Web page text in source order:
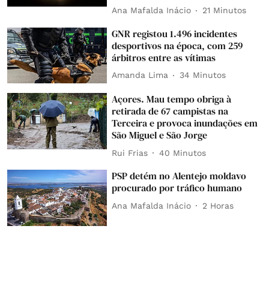
Ana Mafalda Inácio 21 Minutos
GNR registou 1.496 incidentes
desportivos na época, com 259
árbitros entre as vítimas
Amanda Lima 34 Minutos
Açores. Mau tempo obriga à
retirada de 67 campistas na
Terceira e provoca inundações em
São Miguel e São Jorge
Rui Frias 40 Minutos
PSP detém no Alentejo moldavo
procurado por tráfico humano
Ana Mafalda Inácio 2 Horas